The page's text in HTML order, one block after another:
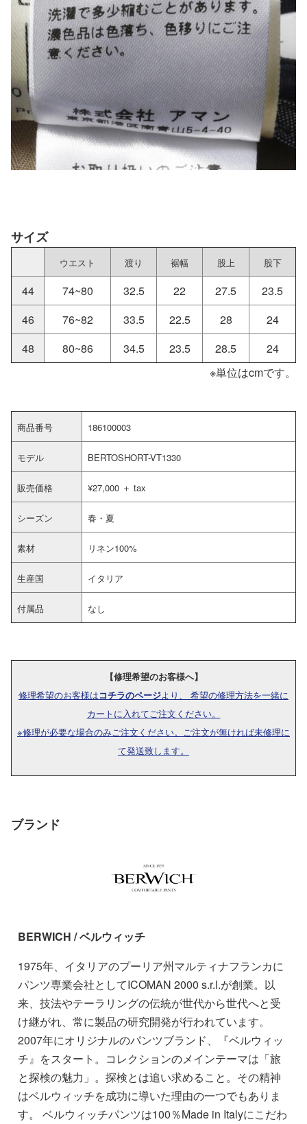
サイズ
ウエスト 渡り 裾幅 股上 股下
44 74~80 32.5 22 27.5
23.5
46
76~82 33.5 22.5 28
24
48
80~86 34.5 23.5 28.5
24
※単位はcmです。
商品番号 186100003
モデル BERTOSHORT-VT1330
販売価格 ¥27,000 ＋ tax
シーズン 春・夏
素材 リネン100%
生産国 イタリア
付属品 なし
【修理希望のお客様へ】
修理希望のお客様はコチラのページより、 希望の修理方法を一緒に
カートに入れてご注文ください。
※修理が必要な場合のみご注文ください。ご注文が無ければ未修理に
て発送致します。
ブランド
BERWICH / ベルウィッチ
1975年、イタリアのプーリア州マルティナフランカに
パンツ専業会社としてICOMAN 2000 s.r.l.が創業。以
来、技法やテーラリングの伝統が世代から世代へと受
け継がれ、常に製品の研究開発が行われています。
2007年にオリジナルのパンツブランド、『ベルウィッ
チ』をスタート。コレクションのメインテーマは「旅
と探検の魅力」。探検とは追い求めること。その精神
はベルウィッチを成功に導いた理由の一つでもありま
す。 ベルウィッチパンツは100％Made in Italyにこだわ